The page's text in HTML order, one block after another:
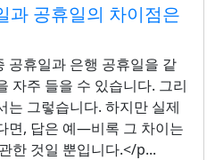
과 공휴일의 차이점은
공휴일과 은행 공휴일을 같
자주 들을 수 있습니다. 그리
는 그렇습니다. 하지만 실제
면, 답은 예—비록 그 차이는
한 것일 뿐입니다.</p...